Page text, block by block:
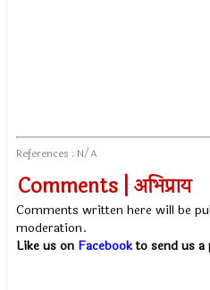
References : N/A
Comments | अभिप्राय
Comments written here will be
moderation.
Like us on Facebookto send us a